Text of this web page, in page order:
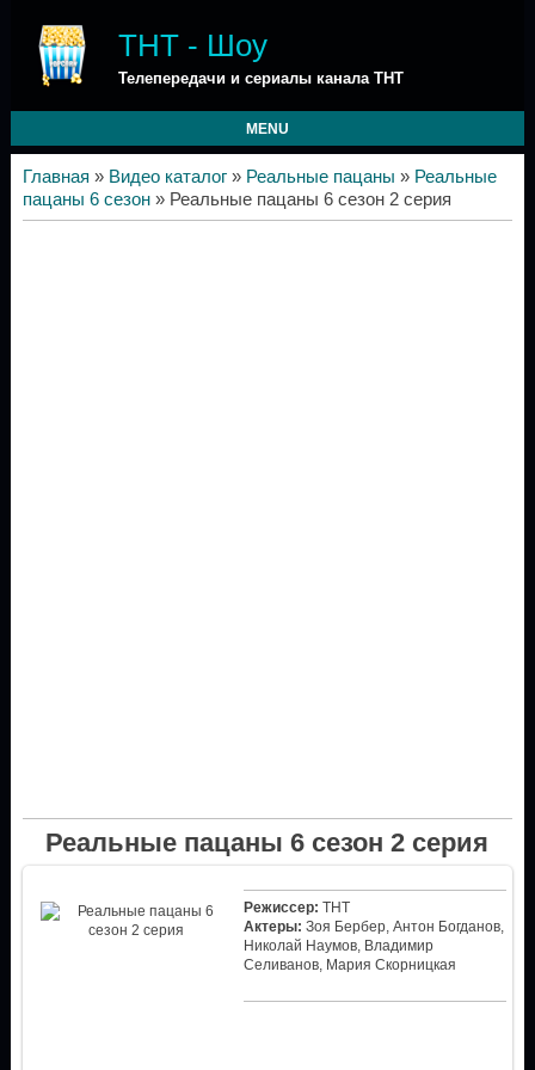
ТНТ - Шоу
Телепередачи и сериалы канала ТНТ
MENU
Главная » Видео каталог» Реальные пацаны » Реальные
пацаны 6 сезон» Реальные пацаны 6 сезон 2 серия
Реальные пацаны 6 сезон 2 серия
Режиссер: ТНТ
Актеры: Зоя Бербер, Антон Богданов,
Николай Наумов, Владимир
Селиванов, Мария Скорницкая